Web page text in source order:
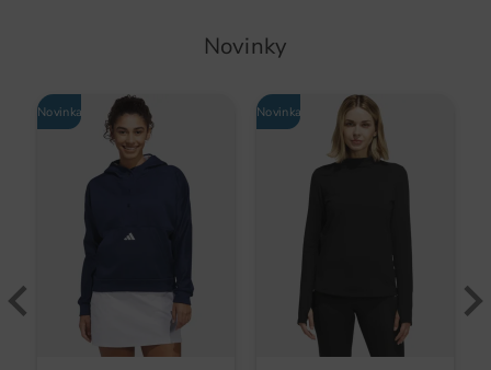
Novinky
Novinka Novinka